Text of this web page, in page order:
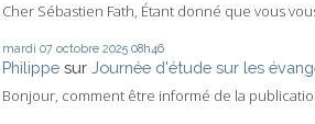
Cher Sébastien Fath, Étant donné que vous
mardi 07 octobre 2025 08h46
Philippe sur Journée d'étude sur les
Bonjour, comment être informé de la